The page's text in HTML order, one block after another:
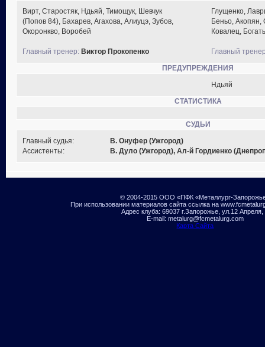
Вирт, Старостяк, Ндьяй, Тимощук, Шевчук
(Попов 84), Бахарев, Агахова, Алиуцэ, Зубов,
Окоронкво, Воробей
Главный тренер: Виктор Прокопенко
Глущенко,
Беньо,
Ковалец,
Главный
ПРЕДУПРЕЖДЕНИЯ
Ндьяй
СТАТИСТИКА
СУДЬИ
Главный судья:
Ассистенты:
В. Онуфер (Ужгород)
В. Дуло (Ужгород), Ал-й Гордиенко
© 2004-2015 ООО «ПФК «Металлург-
При использовании материалов сайта ссылка на
Адрес клуба: 69037 г.Запорожье, ул.12 Апреля,
E-mail: metalurg@fcmetalurg.com
Карта Сайта